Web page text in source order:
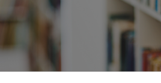
DOCENTES E INVESTIGADORES
COMUNIDADE